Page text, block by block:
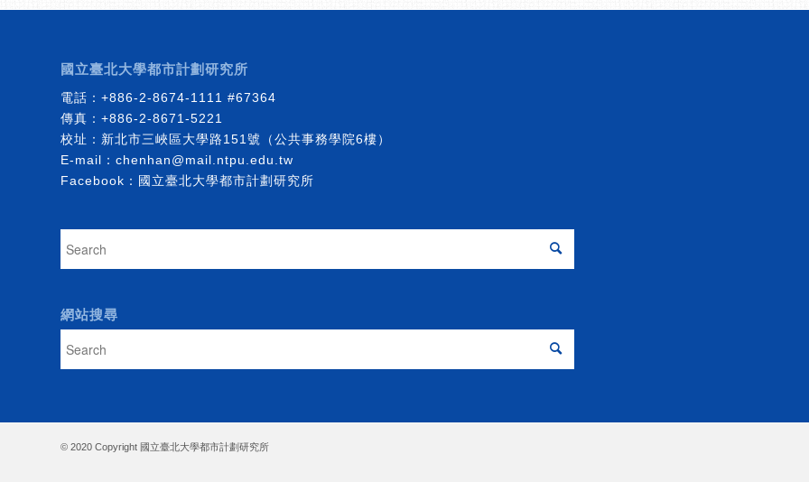
國立臺北大學都市計劃研究所
電話： +886-2-8674-1111 #67364
傳真：+886-2-8671-5221
校址：新北市三峽區大學路151號（公共事務學院6樓）
E-mail： chenhan@mail.ntpu.edu.tw
Facebook： 國立臺北大學都市計劃研究所
網站搜尋
© 2020 Copyright 國立臺北大學都市計劃研究所